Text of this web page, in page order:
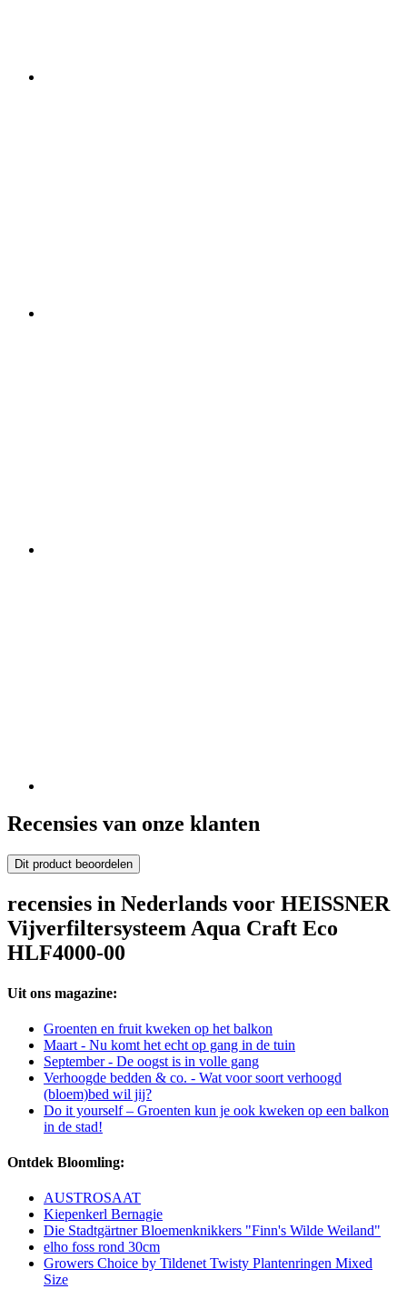
Recensies van onze klanten
Dit product beoordelen
recensies in Nederlands voor HEISSNER
Vijverfiltersysteem Aqua Craft Eco
HLF4000-00
Uit ons magazine:
Groenten en fruit kweken op het balkon
Maart - Nu komt het echt op gang in de tuin
September - De oogst is in volle gang
Verhoogde bedden & co. - Wat voor soort verhoogd
(bloem)bed wil jij?
Do it yourself – Groenten kun je ook kweken op een balkon
in de stad!
Ontdek Bloomling:
AUSTROSAAT
Kiepenkerl Bernagie
Die Stadtgärtner Bloemenknikkers "Finn's Wilde Weiland"
elho foss rond 30cm
Growers Choice by Tildenet Twisty Plantenringen Mixed
Size